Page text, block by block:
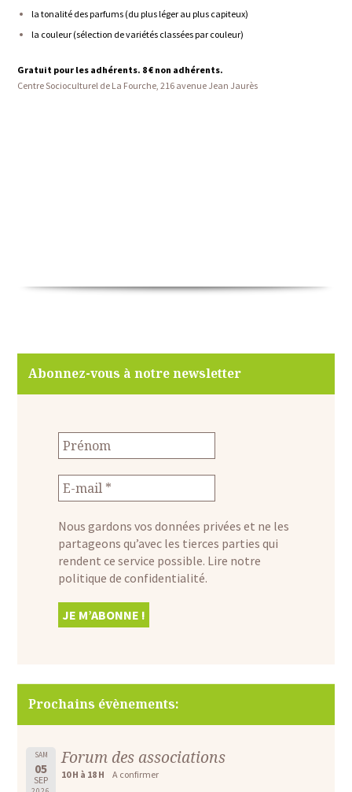
la tonalité des parfums (du plus léger au plus capiteux)
la couleur (sélection de variétés classées par couleur)
Gratuit pour les adhérents. 8 € non adhérents.
Centre Socioculturel de La Fourche, 216 avenue Jean Jaurès
Abonnez-vous à notre newsletter
Nous gardons vos données privées et ne les
partageons qu’avec les tierces parties qui
rendent ce service possible. Lire notre
politique de confidentialité.
Prochains évènements:
SAM
05
SEP
Forum des associations
10 H à 18 H A confirmer